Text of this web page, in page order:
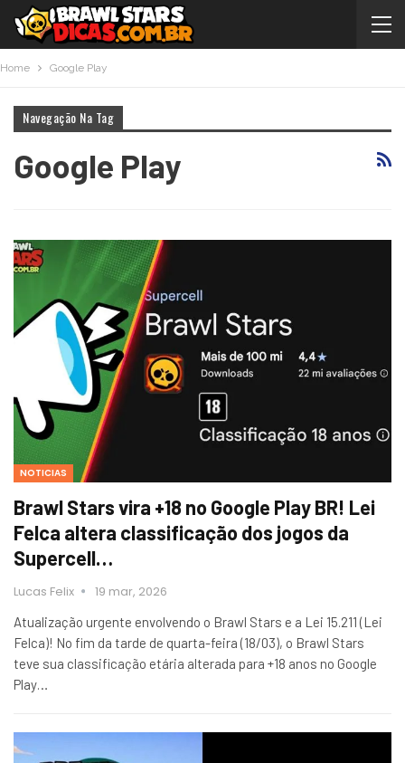
Home Google Play
Navegação Na Tag
Google Play
NOTICIAS
Brawl Stars vira +18 no Google Play BR! Lei
Felca altera classificação dos jogos da
Supercell…
Lucas Felix 19 mar, 2026
Atualização urgente envolvendo o Brawl Stars e a Lei 15.211 (Lei
Felca)! No fim da tarde de quarta-feira (18/03), o Brawl Stars
teve sua classificação etária alterada para +18 anos no Google
Play…